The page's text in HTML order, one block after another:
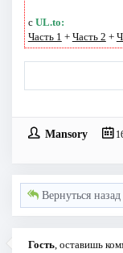
с UL.to:
Часть 1 + Часть 2 +
Mansory
Вернуться назад
Гость , оставишь